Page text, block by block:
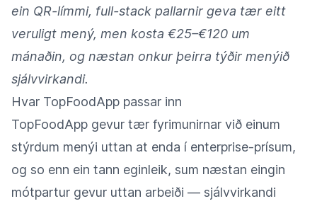
ein QR-límmi, full-stack pallarnir geva tær eitt
veruligt mený, men kosta €25–€120 um
mánaðin, og næstan onkur þeirra týðir menýið
sjálvvirkandi.
Hvar TopFoodApp passar inn
TopFoodApp gevur tær fyrimunirnar við einum
stýrdum menýi uttan at enda í enterprise-prísum,
og so enn ein tann eginleik, sum næstan eingin
mótpartur gevur uttan arbeiði — sjálvvirkandi